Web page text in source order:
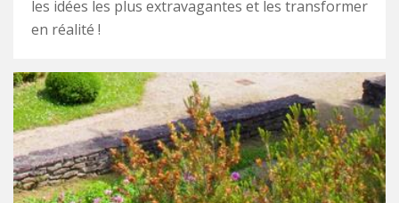
les idées les plus extravagantes et les transformer
en réalité !